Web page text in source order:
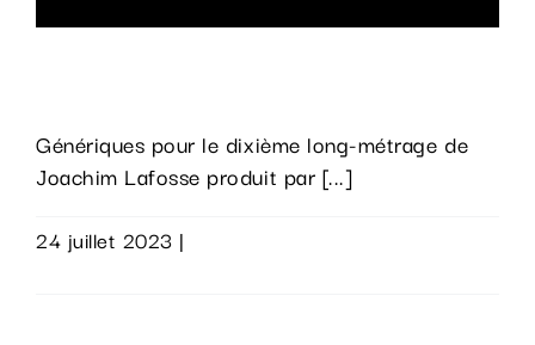
Génériques pour le dixième long-métrage de
Joachim Lafosse produit par [...]
24 juillet 2023 |